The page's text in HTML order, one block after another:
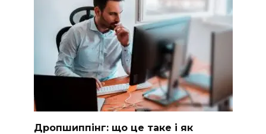
Дропшиппінг: що це таке і як